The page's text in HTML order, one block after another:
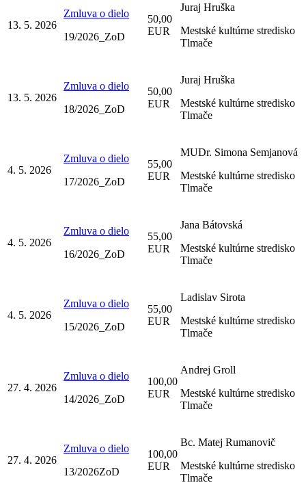
13. 5. 2026
Zmluva o dielo
19/2026_ZoD
50,00
EUR
Juraj Hruška
Mestské kultúrne stredisko
Tlmače
13. 5. 2026
Zmluva o dielo
18/2026_ZoD
50,00
EUR
Juraj Hruška
Mestské kultúrne stredisko
Tlmače
4. 5. 2026
Zmluva o dielo
17/2026_ZoD
55,00
EUR
MUDr. Simona Semjanová
Mestské kultúrne stredisko
Tlmače
4. 5. 2026
Zmluva o dielo
16/2026_ZoD
55,00
EUR
Jana Bátovská
Mestské kultúrne stredisko
Tlmače
4. 5. 2026
Zmluva o dielo
15/2026_ZoD
55,00
EUR
Ladislav Sirota
Mestské kultúrne stredisko
Tlmače
27. 4. 2026
Zmluva o dielo
14/2026_ZoD
100,00
EUR
Andrej Groll
Mestské kultúrne stredisko
Tlmače
27. 4. 2026
Zmluva o dielo
13/2026ZoD
100,00
EUR
Bc. Matej Rumanovič
Mestské kultúrne stredisko
Tlmače